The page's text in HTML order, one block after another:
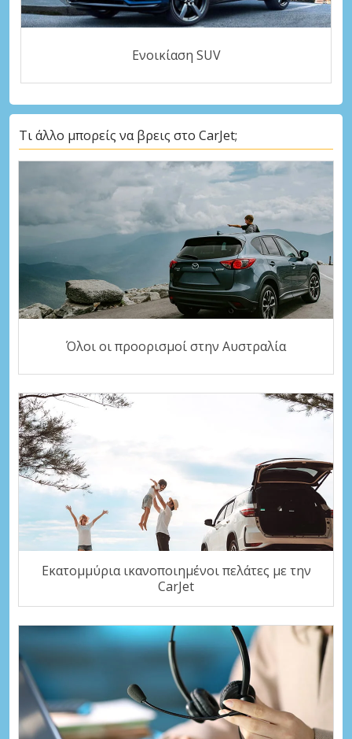
Ενοικίαση SUV
Τι άλλο μπορείς να βρεις στο CarJet;
Όλοι οι προορισμοί στην Αυστραλία
Εκατομμύρια ικανοποιημένοι πελάτες με την
CarJet